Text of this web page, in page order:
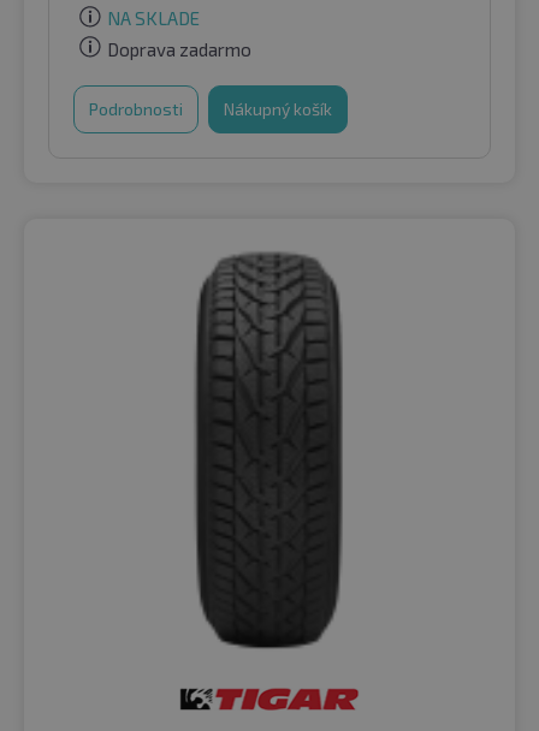
NA SKLADE
Doprava zadarmo
Podrobnosti Nákupný košík